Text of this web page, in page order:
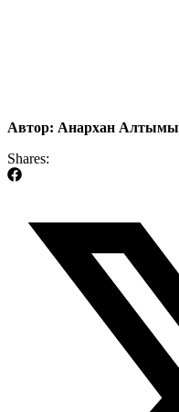
Автор: Анархан
Shares: